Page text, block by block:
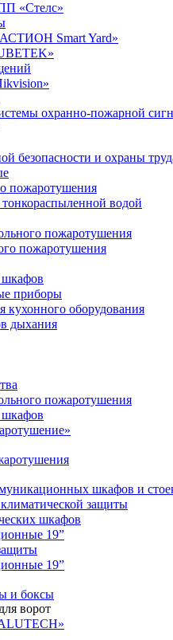
«Стелс»
Smart Yard»
охранно-пожарной
безопасности и охраны
пожаротушения
водой
пожаротушения
пожаротушения
приборы
оборудования
дыхания
пожаротушения
шкафов и
защиты
шкафов
19”
19”
и боксы
ворот